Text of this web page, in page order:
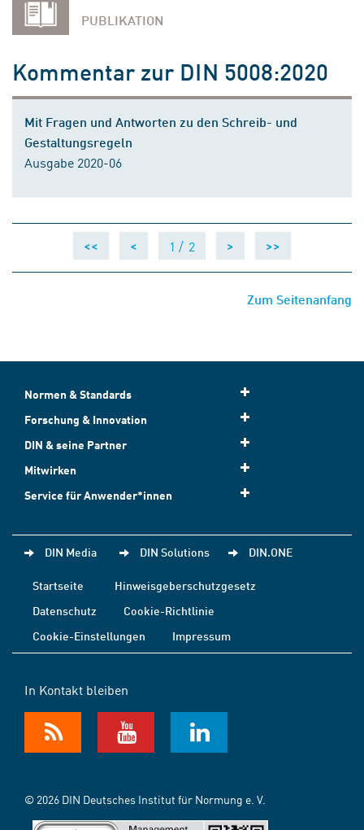
PUBLIKATION
Kommentar zur DIN 5008:2020
Mit Fragen und Antworten zu den Schreib- und
Gestaltungsregeln
Ausgabe 2020-06
<< < 1 / 2 > >>
Zum Seitenanfang
Normen & Standards
Forschung & Innovation
DIN & seine Partner
Mitwirken
Service für Anwender*innen
DIN Media DIN Solutions DIN.ONE
Startseite
Hinweisgeberschutzgesetz
Datenschutz
Cookie-Richtlinie
Cookie-Einstellungen
Impressum
In Kontakt bleiben
© 2026 DIN Deutsches Institut für Normung e. V.